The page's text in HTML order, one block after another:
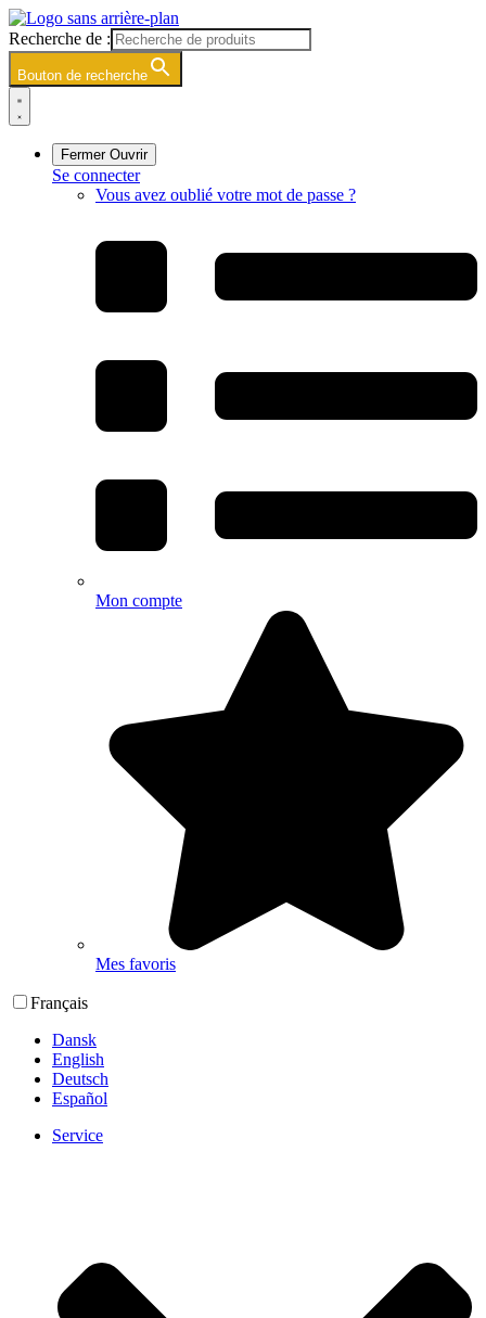
Skip
to
content
Recherche de :
Bouton de recherche
Fermer Ouvrir
Se connecter
Vous avez oublié votre mot de passe ?
Mon compte
Mes favoris
Français
Dansk
English
Deutsch
Español
Service